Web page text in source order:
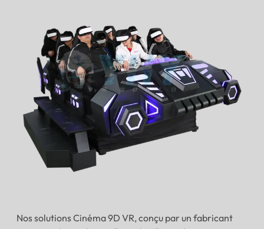
Nos solutions Cinéma 9D VR, conçu par un fabricant